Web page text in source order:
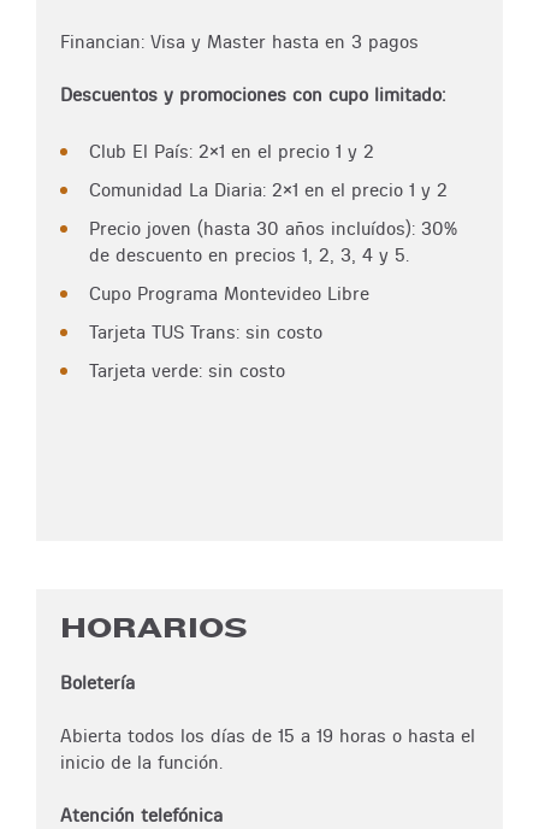
Financian: Visa y Master hasta en 3 pagos
Descuentos y promociones con cupo limitado:
Club El País: 2x1 en el precio 1 y 2
Comunidad La Diaria: 2x1 en el precio 1 y 2
Precio joven (hasta 30 años incluídos): 30%
de descuento en precios 1, 2, 3, 4 y 5.
Cupo Programa Montevideo Libre
Tarjeta TUS Trans: sin costo
Tarjeta verde: sin costo
HORARIOS
Boletería
Abierta todos los días de 15 a 19 horas o hasta el
inicio de la función.
Atención telefónica